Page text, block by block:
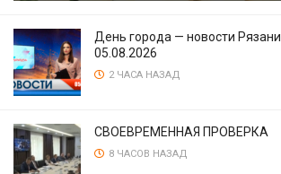
День города — новости Рязани
05.08.2026
2 ЧАСА НАЗАД
СВОЕВРЕМЕННАЯ ПРОВЕРКА
8 ЧАСОВ НАЗАД